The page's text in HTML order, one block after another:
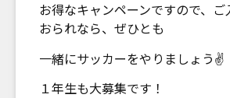
お得なキャンペーンですので、ご
おられなら、ぜひとも
一緒にサッカーをやりましょう✌
１年生も大募集です！